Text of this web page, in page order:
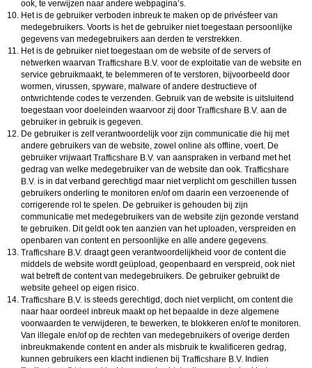
ook, te verwijzen naar andere webpagina’s.
Het is de gebruiker verboden inbreuk te maken op de privésfeer van
medegebruikers. Voorts is het de gebruiker niet toegestaan persoonlijke
gegevens van medegebruikers aan derden te verstrekken.
Het is de gebruiker niet toegestaan om de website of de servers of
netwerken waarvan
voor de exploitatie van de website en
service gebruikmaakt, te belemmeren of te verstoren, bijvoorbeeld door
wormen, virussen, spyware, malware of andere destructieve of
ontwrichtende codes te verzenden. Gebruik van de website is uitsluitend
toegestaan voor doeleinden waarvoor zij door
aan de
gebruiker in gebruik is gegeven.
De gebruiker is zelf verantwoordelijk voor zijn communicatie die hij met
andere gebruikers van de website, zowel online als offline, voert. De
gebruiker vrijwaart
van aanspraken in verband met het
gedrag van welke medegebruiker van de website dan ook.
is in dat verband gerechtigd maar niet verplicht om geschillen tussen
gebruikers onderling te monitoren en/of om daarin een verzoenende of
corrigerende rol te spelen. De gebruiker is gehouden bij zijn
communicatie met medegebruikers van de website zijn gezonde verstand
te gebruiken. Dit geldt ook ten aanzien van het uploaden, verspreiden en
openbaren van content en persoonlijke en alle andere gegevens.
draagt geen verantwoordelijkheid voor de content die
middels de website wordt geüpload, geopenbaard en verspreid, ook niet
wat betreft de content van medegebruikers. De gebruiker gebruikt de
website geheel op eigen risico.
is steeds gerechtigd, doch niet verplicht, om content die
naar haar oordeel inbreuk maakt op het bepaalde in deze algemene
voorwaarden te verwijderen, te bewerken, te blokkeren en/of te monitoren.
Van illegale en/of op de rechten van medegebruikers of overige derden
inbreukmakende content en ander als misbruik te kwalificeren gedrag,
kunnen gebruikers een klacht indienen bij
Indien